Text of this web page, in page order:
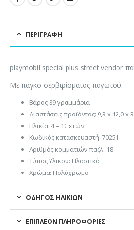
ΠΕΡΙΓΡΑΦΉ
playmobil special plus street vendor
Με πάγκο σερβιρίσματος παγωτού.
Βάρος 89 γραμμάρια
Διαστάσεις προϊόντος: 9,3 x 12,0 x
Ηλικία: 4 – 10 ετών
Κωδικός κατασκευαστή: 70251
Αριθμός κομματιών παζλ: 18
Τύπος Υλικού: Πλαστικό
Χρώμα: Πολύχρωμο
ΟΔΗΓΌΣ ΗΛΙΚΙΏΝ
ΕΠΙΠΛΈΟΝ ΠΛΗΡΟΦΟΡΊΕΣ